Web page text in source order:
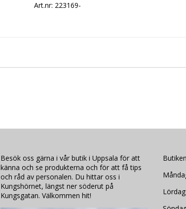
Art.nr: 223169-
Besök oss gärna i vår butik i Uppsala för att
känna och se produkterna och för att få tips
och råd av personalen. Du hittar oss i
Kungshörnet, längst ner söderut på
Kungsgatan. Välkommen hit!